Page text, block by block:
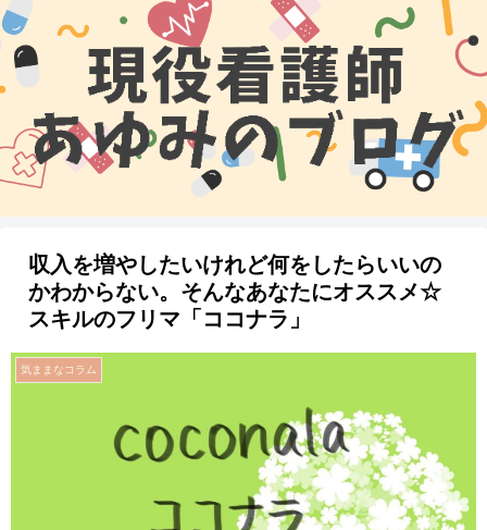
収入を増やしたいけれど何をしたらいいの
かわからない。そんなあなたにオススメ☆
スキルのフリマ「ココナラ」
気ままなコラム